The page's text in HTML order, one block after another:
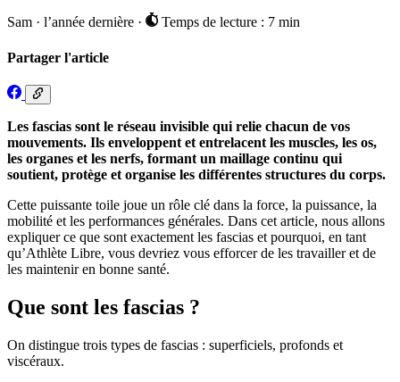
Sam · l’année dernière · Temps de lecture : 7 min
Partager l'article
Les fascias sont le réseau invisible qui relie chacun de vos
mouvements. Ils enveloppent et entrelacent les muscles, les os,
les organes et les nerfs, formant un maillage continu qui
soutient, protège et organise les différentes structures du corps.
Cette puissante toile joue un rôle clé dans la force, la puissance, la
mobilité et les performances générales. Dans cet article, nous allons
expliquer ce que sont exactement les fascias et pourquoi, en tant
qu’Athlète Libre, vous devriez vous efforcer de les travailler et de
les maintenir en bonne santé.
Que sont les fascias ?
On distingue trois types de fascias : superficiels, profonds et
viscéraux.